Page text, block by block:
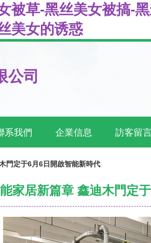
被草-黑丝美女被搞-
美女的诱惑
公司
系我們 企業信息 訪客留
門定于6月6日開啟智能新時代
家居新篇章 鑫迪木門定